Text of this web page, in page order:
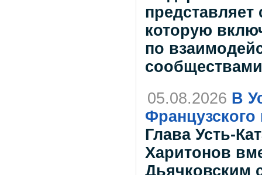
которую
по
сообществами
05.08.2026 В
Глава Усть-
Харитонов
Дьячковским